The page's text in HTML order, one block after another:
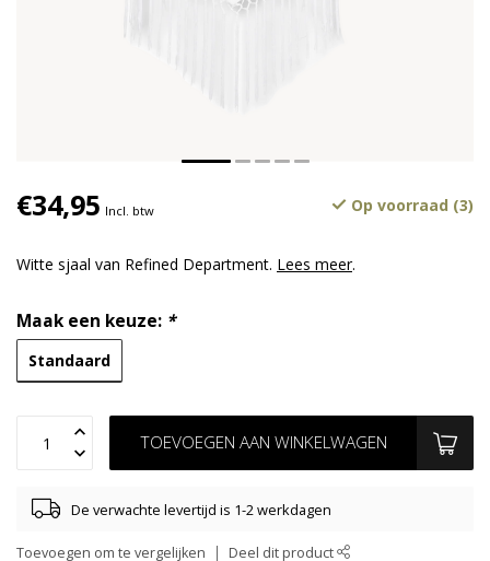
€34,95 Incl. btw Op voorraad (3)
Witte sjaal van Refined Department. Lees meer.
Maak een keuze: *
Standaard
TOEVOEGEN AAN WINKELWAGEN
De verwachte levertijd is 1-2 werkdagen
Toevoegen om te vergelijken Deel dit product